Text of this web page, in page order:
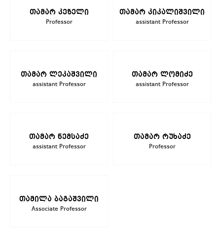
თამარ კეზელი
Professor
თამარ კიკალიშვილი
assistant Professor
თამარ ლეკაშვილი
assistant Professor
თამარ ლომიძე
assistant Professor
თამარ ნემსაძე
assistant Professor
თამარ რუხაძე
Professor
თამილა ბაგაშვილი
Associate Professor